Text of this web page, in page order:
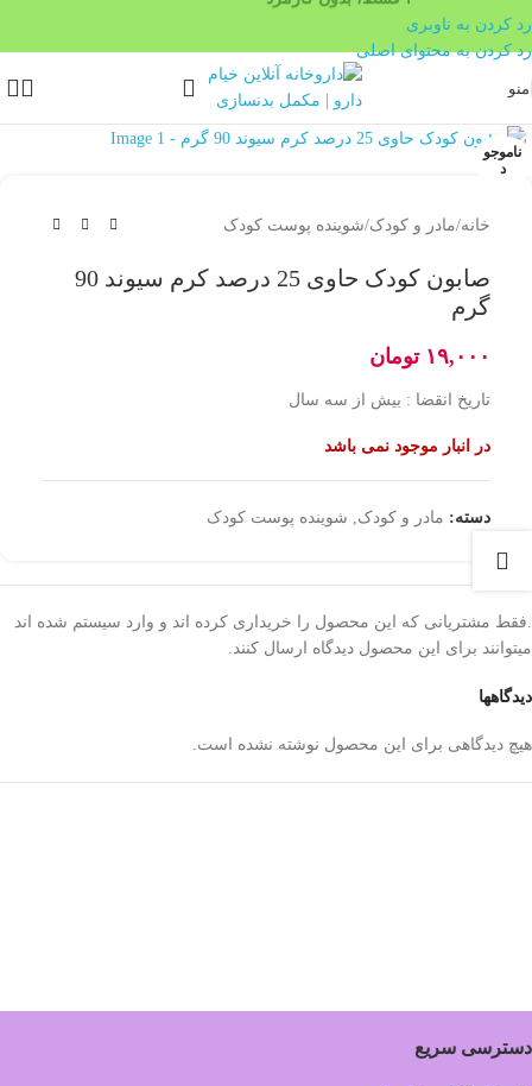
رد کردن به ناوبری
رد کردن به محتوای اصلی
منو
ناموجو
د
بزرگنمایی تصویر
خانه/مادر و کودک/شوینده پوست کودک
صابون کودک حاوی 25 درصد کرم سیوند 90
گرم
۱۹,۰۰۰ تومان
تاریخ انقضا : بیش از سه سال
در انبار موجود نمی باشد
دسته: مادر و کودک شوینده پوست کودک
دیدگاهها
هیچ دیدگاهی برای این محصول نوشته نشده است.
.فقط مشتریانی که این محصول را خریداری کرده اند و وارد سیستم شده اند
میتوانند برای این محصول دیدگاه ارسال کنند.
دسترسی سریع